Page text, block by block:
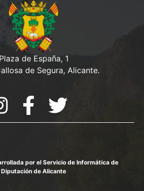
Plaza de España, 1
de Segura, Alicante.
por el Servicio de Informática de
Diputación de Alicante